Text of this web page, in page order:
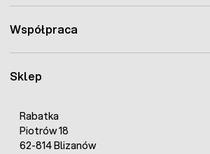
Sklep
Rabatka
Piotrów 18
62-814 Blizanów
Współpraca